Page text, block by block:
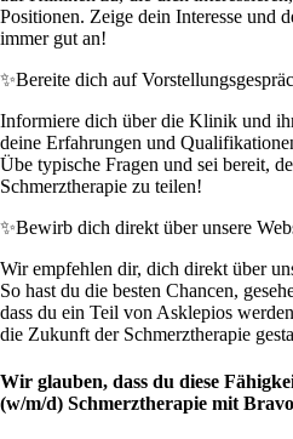
Positionen. Zeige dein Interesse und
immer gut an!
✨Bereite dich auf
Informiere dich über die Klinik und
deine Erfahrungen und
Übe typische Fragen und sei bereit,
Schmerztherapie zu teilen!
✨Bewirb dich direkt über unsere
Wir empfehlen dir, dich direkt über
So hast du die besten Chancen,
dass du ein Teil von Asklepios
die Zukunft der Schmerztherapie
Wir glauben, dass du diese
(w/m/d) Schmerztherapie mit